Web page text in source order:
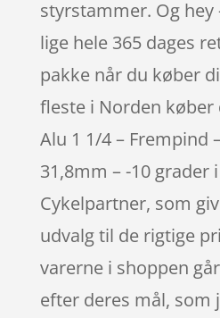
styrstammer. Og hey
lige hele 365 dages
pakke når du køber
fleste i Norden køber
Alu 1 1/4 – Frempind
31,8mm – -10 grader
Cykelpartner, som
udvalg til de rigtige
varerne i shoppen
efter deres mål, som